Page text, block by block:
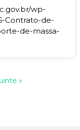
wp-
Contrato-de-
de-massa-
»